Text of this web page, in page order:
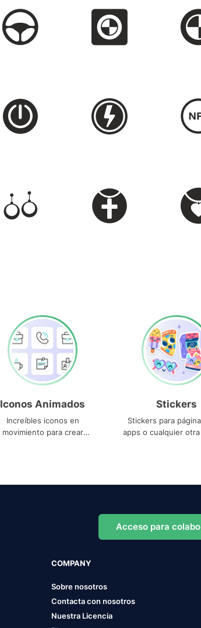
Iconos Animados
Increíbles iconos en
movimiento para crear
Stickers
Stickers para
apps o cualquier
Acceso para
COMPANY
Sobre nosotros
Contacta con nosotros
Nuestra Licencia